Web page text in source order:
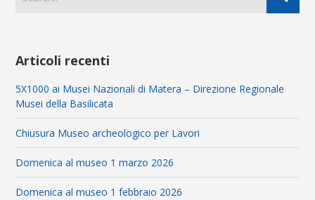
Articoli recenti
5X1000 ai Musei Nazionali di Matera – Direzione Regionale
Musei della Basilicata
Chiusura Museo archeologico per Lavori
Domenica al museo 1 marzo 2026
Domenica al museo 1 febbraio 2026